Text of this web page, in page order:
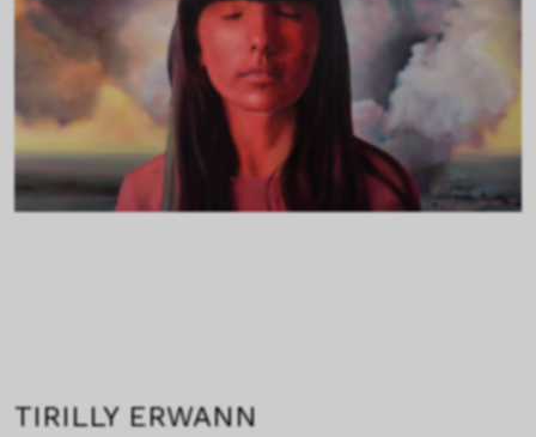
TIRILLY ERWANN